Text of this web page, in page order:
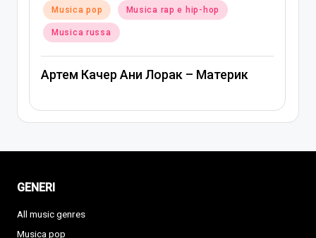
Posted
in
Musica pop Musica russa
GENERI
All music genres
Musica pop